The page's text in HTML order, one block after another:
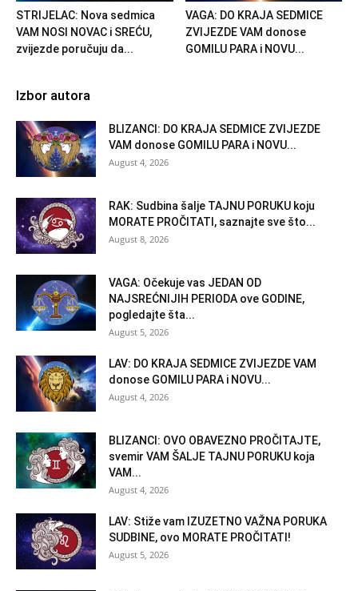
STRIJELAC: Nova sedmica
VAM NOSI NOVAC i SREĆU,
zvijezde poručuju da...
VAGA: DO KRAJA SEDMICE
ZVIJEZDE VAM donose
GOMILU PARA i NOVU...
Izbor autora
BLIZANCI: DO KRAJA SEDMICE ZVIJEZDE
VAM donose GOMILU PARA i NOVU...
August 4, 2026
RAK: Sudbina šalje TAJNU PORUKU koju
MORATE PROČITATI, saznajte sve što...
August 8, 2026
VAGA: Očekuje vas JEDAN OD
NAJSREĆNIJIH PERIODA ove GODINE,
pogledajte šta...
August 5, 2026
LAV: DO KRAJA SEDMICE ZVIJEZDE VAM
donose GOMILU PARA i NOVU...
August 4, 2026
BLIZANCI: OVO OBAVEZNO PROČITAJTE,
svemir VAM ŠALJE TAJNU PORUKU koja
VAM...
August 4, 2026
LAV: Stiže vam IZUZETNO VAŽNA PORUKA
SUDBINE, ovo MORATE PROČITATI!
August 5, 2026